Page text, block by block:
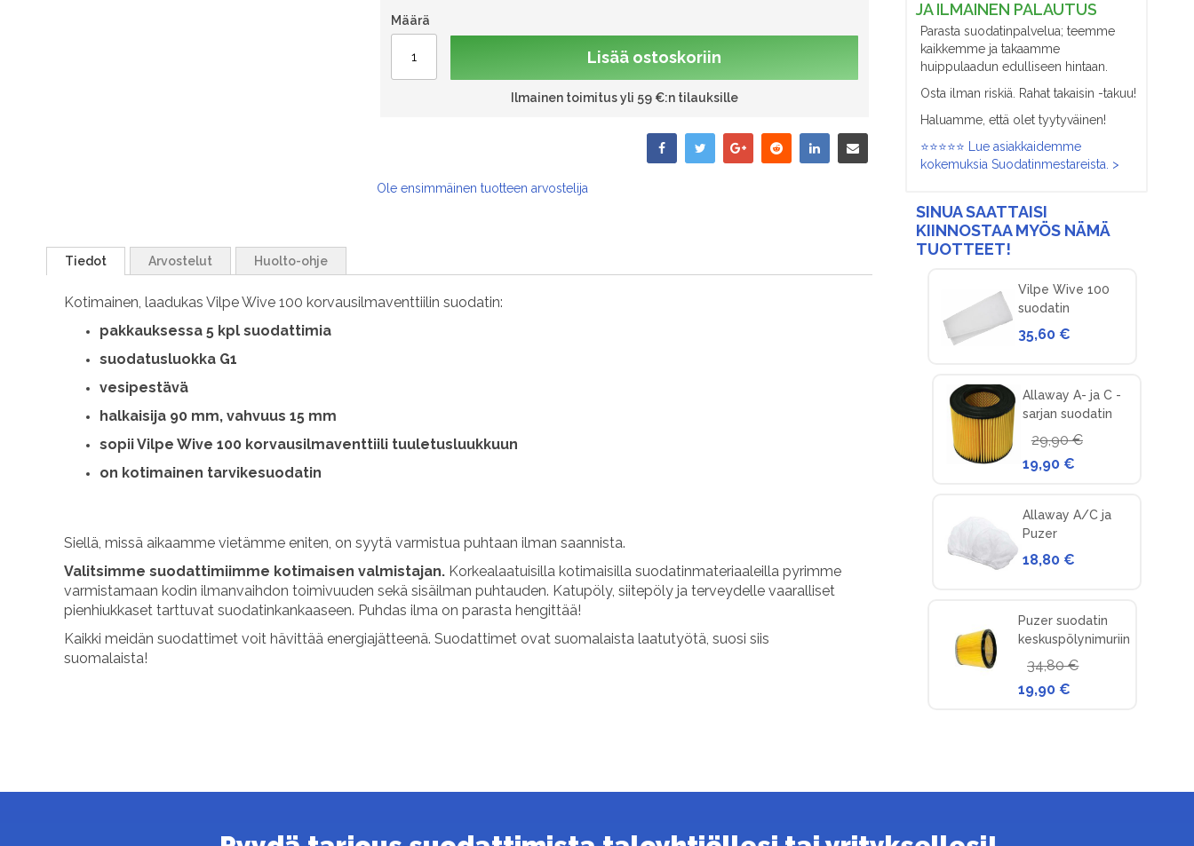
Määrä
Lisää ostoskoriin
Ilmainen toimitus yli 59 €:n tilauksille
Ole ensimmäinen tuotteen arvostelija
Tiedot
Kotimainen, laadukas Vilpe Wive 100 korvausilmaventtiilin suodatin:
pakkauksessa 5 kpl suodattimia
suodatusluokka G1
vesipestävä
halkaisija 90 mm, vahvuus 15 mm
sopii Vilpe Wive 100 korvausilmaventtiili tuuletusluukkuun
on kotimainen tarvikesuodatin
Siellä, missä aikaamme vietämme eniten, on syytä varmistua puhtaan ilman saannista.
Valitsimme suodattimiimme kotimaisen valmistajan. Korkealaatuisilla kotimaisilla suodatinmateriaaleilla pyrimme
varmistamaan kodin ilmanvaihdon toimivuuden sekä sisäilman puhtauden. Katupöly, siitepöly ja terveydelle vaaralliset
pienhiukkaset tarttuvat suodatinkankaaseen. Puhdas ilma on parasta hengittää!
Kaikki meidän suodattimet voit hävittää energiajätteenä. Suodattimet ovat suomalaista laatutyötä, suosi siis
suomalaista!
Arvostelut Huolto-ohje
JA ILMAINEN PALAUTUS
Parasta suodatinpalvelua; teemme
kaikkemme ja takaamme
huippulaadun edulliseen hintaan.
Osta ilman riskiä. Rahat takaisin -takuu!
Haluamme, että olet tyytyväinen!
⭐⭐⭐⭐⭐ Lue asiakkaidemme
kokemuksia Suodatinmestareista. >
SINUA SAATTAISI
KIINNOSTAA MYÖS NÄMÄ
TUOTTEET!
Vilpe Wive 100
suodatin
korvausilmaventtiiliin
(5 kpl)
35,60 €
Allaway A- ja C -
sarjan suodatin
keskuspölynimuriin
19,90 €
29,90 €
Allaway A/C ja
Puzer
esisuodattimet
(paketissa 5 kpl)
18,80 €
Puzer suodatin
keskuspölynimuriin
19,90 €
34,80 €